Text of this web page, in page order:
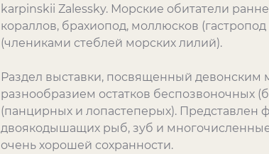
karpinskii Zalessky. Морские обитатели
кораллов, брахиопод, моллюсков
(члениками стеблей морских лилий).
Раздел выставки, посвященный
разнообразием остатков беспозвоночных
(панцирных и лопастеперых).
двоякодышащих рыб, зуб и
очень хорошей сохранности.